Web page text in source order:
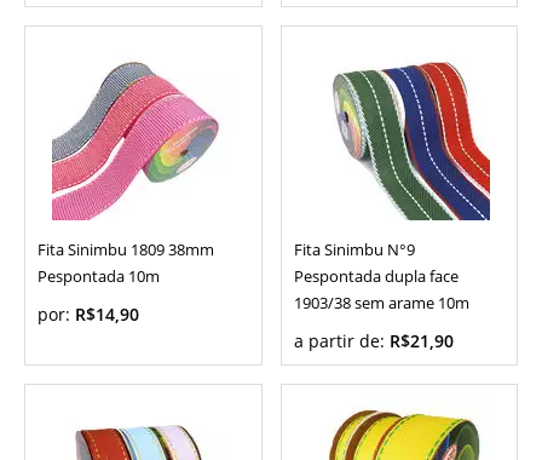
Fita Sinimbu 1809 38mm
Pespontada 10m
por: R$14,90
Fita Sinimbu N°9
Pespontada dupla face
1903/38 sem arame 10m
a partir de: R$21,90